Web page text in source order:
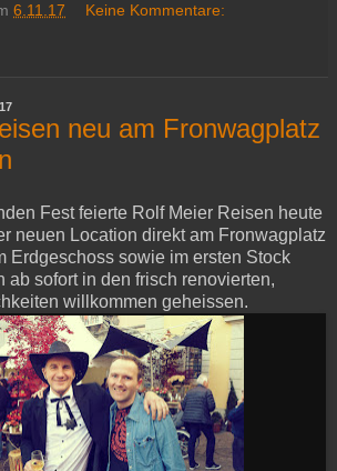
6.11.17 Keine Kommentare:
neu am Fronwagplatz
Fest feierte Rolf Meier Reisen heute
neuen Location direkt am Fronwagplatz
Erdgeschoss sowie im ersten Stock
ab sofort in den frisch renovierten,
willkommen geheissen.